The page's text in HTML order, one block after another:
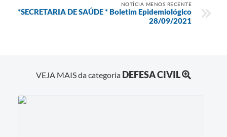
NOTÍCIA MENOS RECENTE
*SECRETARIA DE SAÚDE * Boletim Epidemiológico
28/09/2021
VEJA MAIS da categoria DEFESA CIVIL